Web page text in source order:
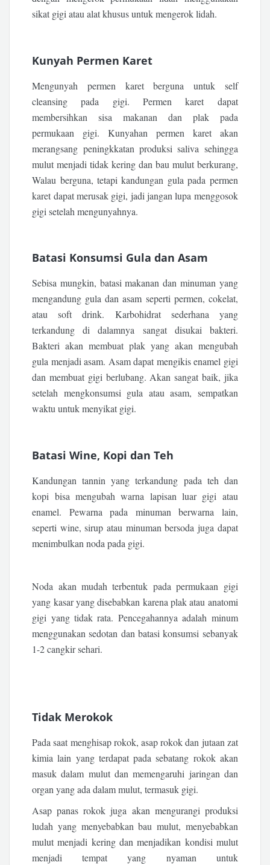
sikat gigi atau alat khusus untuk mengerok lidah.
Kunyah Permen Karet
Mengunyah permen karet berguna untuk self
cleansing pada gigi. Permen karet dapat
membersihkan sisa makanan dan plak pada
permukaan gigi. Kunyahan permen karet akan
merangsang peningkkatan produksi saliva sehingga
mulut menjadi tidak kering dan bau mulut berkurang,
Walau berguna, tetapi kandungan gula pada permen
karet dapat merusak gigi, jadi jangan lupa menggosok
gigi setelah mengunyahnya.
Batasi Konsumsi Gula dan Asam
Sebisa mungkin, batasi makanan dan minuman yang
mengandung gula dan asam seperti permen, cokelat,
atau soft drink. Karbohidrat sederhana yang
terkandung di dalamnya sangat disukai bakteri.
Bakteri akan membuat plak yang akan mengubah
gula menjadi asam. Asam dapat mengikis enamel gigi
dan membuat gigi berlubang. Akan sangat baik, jika
setelah mengkonsumsi gula atau asam, sempatkan
waktu untuk menyikat gigi.
Batasi Wine, Kopi dan Teh
Kandungan tannin yang terkandung pada teh dan
kopi bisa mengubah warna lapisan luar gigi atau
enamel. Pewarna pada minuman berwarna lain,
seperti wine, sirup atau minuman bersoda juga dapat
menimbulkan noda pada gigi.
Noda akan mudah terbentuk pada permukaan gigi
yang kasar yang disebabkan karena plak atau anatomi
gigi yang tidak rata. Pencegahannya adalah minum
menggunakan sedotan dan batasi konsumsi sebanyak
1-2 cangkir sehari.
Tidak Merokok
Pada saat menghisap rokok, asap rokok dan jutaan zat
kimia lain yang terdapat pada sebatang rokok akan
masuk dalam mulut dan memengaruhi jaringan dan
organ yang ada dalam mulut, termasuk gigi.
Asap panas rokok juga akan mengurangi produksi
ludah yang menyebabkan bau mulut, menyebabkan
mulut menjadi kering dan menjadikan kondisi mulut
menjadi tempat yang nyaman untuk